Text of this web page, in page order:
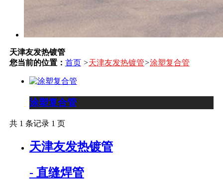
天津友发热镀管
您当前的位置： 首页 >天津友发热镀管>涂塑复合管
涂塑复合管
共 1 条记录 1 页
天津友发热镀管
- 直缝焊管